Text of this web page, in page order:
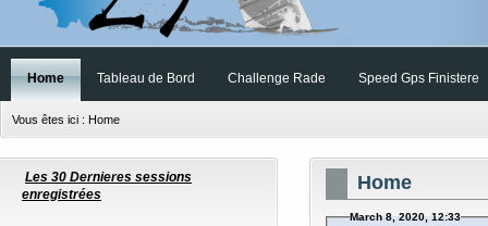
Home Tableau de Bord Challenge Rade Speed Gps Finistere
Vous êtes ici : Home
Les 30 Dernieres sessions
enregistrées
Home
March 8, 2020, 12:33